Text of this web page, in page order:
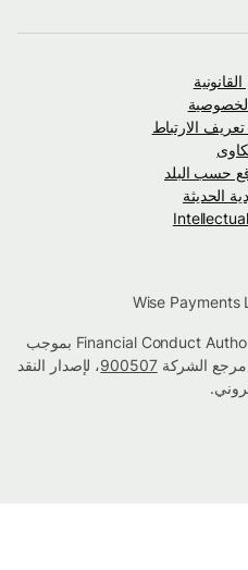
الارتباط
حسب البلد
الحديثة
تم اعتماد شركة Wise بواسطة Financial Conduct Authority بموجب
900507، لإصدار النقد